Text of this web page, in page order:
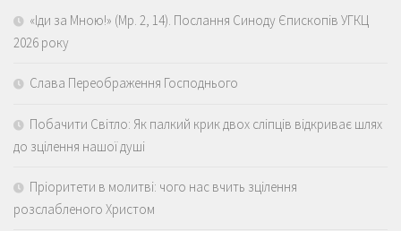
«Іди за Мною!» (Мр. 2, 14). Послання Синоду Єпископів УГКЦ
2026 року
Слава Переображення Господнього
Побачити Світло: Як палкий крик двох сліпців відкриває шлях
до зцілення нашої душі
Пріоритети в молитві: чого нас вчить зцілення
розслабленого Христом